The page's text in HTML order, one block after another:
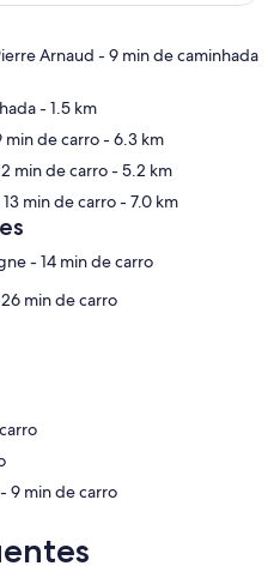
MapaArnaud - 9 min de caminhada
- 1.5 km
min de carro- 6.3 km
min de carro- 5.2 km
min de carro- 7.0 km
- 14 min de carro
min de carro
de carro
‪Viva Voca Leccellenza Italiana - ‬9 min de carro